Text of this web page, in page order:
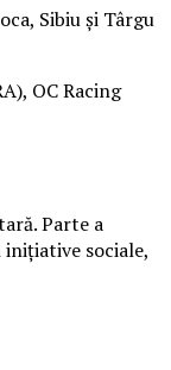
Sibiu și Târgu
OC Racing
Parte a
sociale,